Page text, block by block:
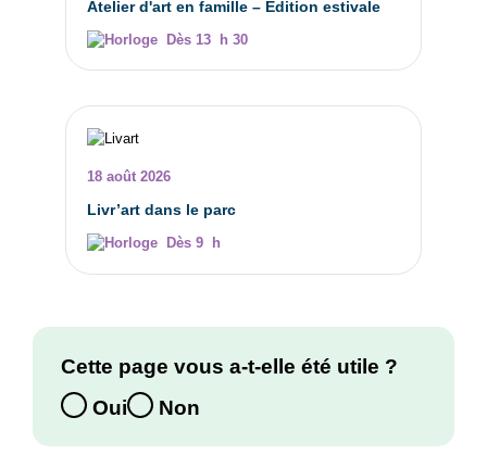
Atelier d'art en famille – Édition estivale
Dès 13 h 30
18 août 2026
Livr’art dans le parc
Dès 9 h
Cette page vous a-t-elle été utile ?
Oui
Non